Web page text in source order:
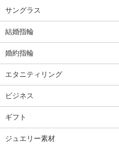
サングラス
結婚指輪
婚約指輪
エタニティリング
ビジネス
ギフト
ジュエリー素材